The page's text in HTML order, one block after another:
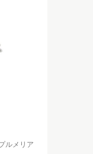
ルメリア